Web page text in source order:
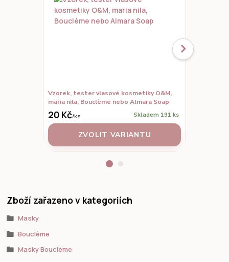
Vzorek, tester vlasové kosmetiky O&M,
maria nila, Bouclème nebo Almara Soap
20 Kč/ks Skladem 191 ks
ZVOLIT VARIANTU
Zboží zařazeno v kategoriích
Masky
Bouclème
Masky Bouclème